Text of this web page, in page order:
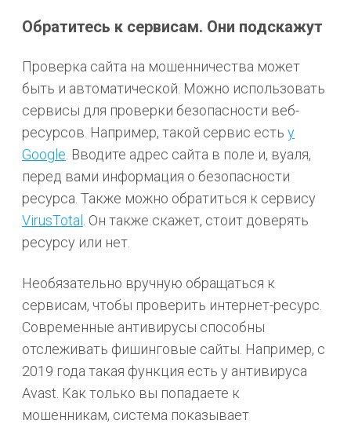
Обратитесь к сервисам. Они подскажут
Проверка сайта на мошенничества может
быть и автоматической. Можно использовать
сервисы для проверки безопасности веб-
ресурсов. Например, такой сервис есть у
Google . Вводите адрес сайта в поле и, вуаля,
перед вами информация о безопасности
ресурса. Также можно обратиться к сервису
VirusTotal . Он также скажет, стоит доверять
ресурсу или нет.
Необязательно вручную обращаться к
сервисам, чтобы проверить интернет-ресурс.
Современные антивирусы способны
отслеживать фишинговые сайты. Например, с
2019 года такая функция есть у антивируса
Avast. Как только вы попадаете к
мошенникам, система показывает